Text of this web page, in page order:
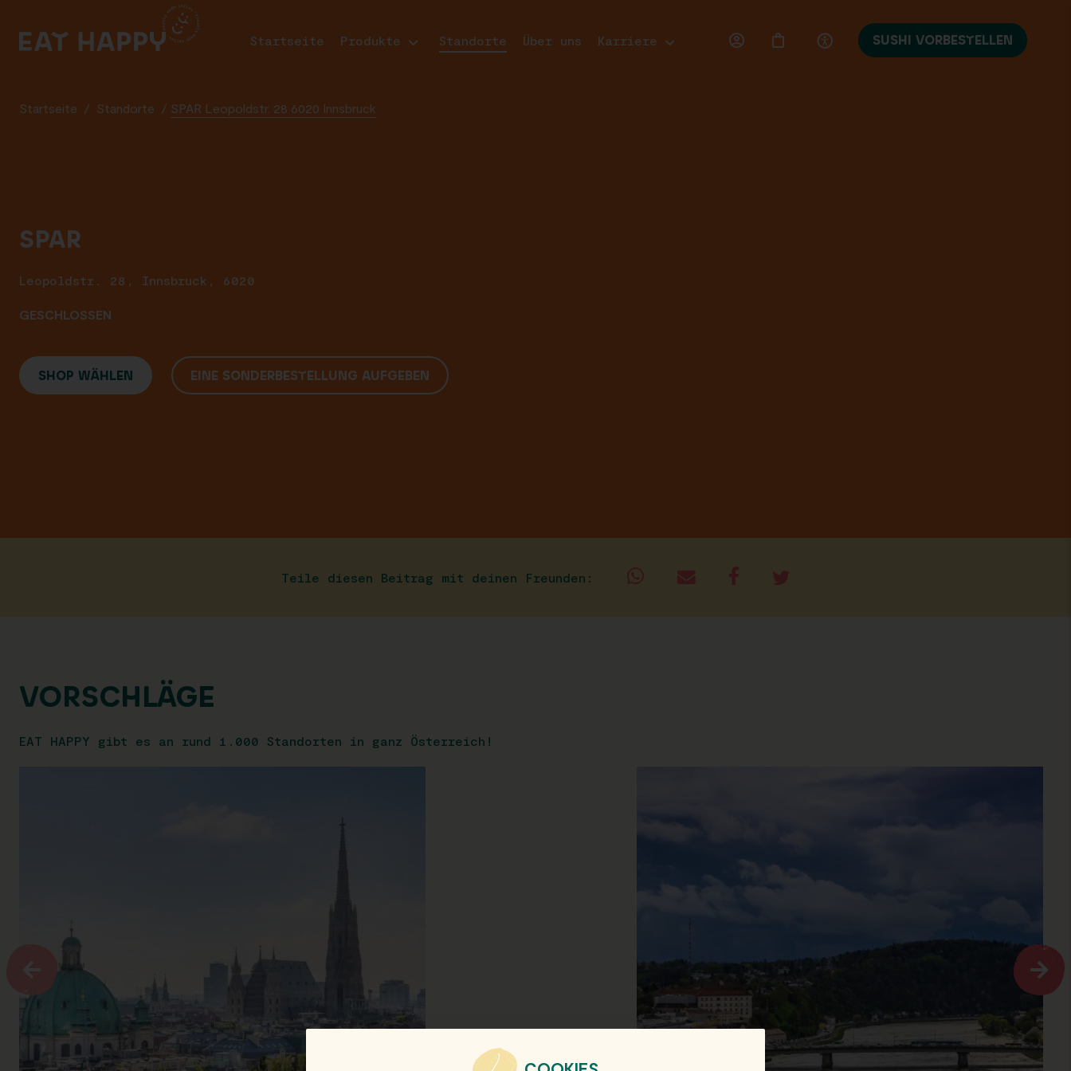
MAIN
Startseite Produkte Standorte Über uns Karriere SUSHI VORBESTELLEN
Startseite / Standorte / SPAR Leopoldstr. 28 6020 Innsbruck
SPAR
Leopoldstr. 28, Innsbruck, 6020
GESCHLOSSEN
SHOP WÄHLEN EINE SONDERBESTELLUNG AUFGEBEN
Teile diesen Beitrag mit deinen Freunden:
VORSCHLÄGE
EAT HAPPY gibt es an rund 1.000 Standorten in ganz Österreich!